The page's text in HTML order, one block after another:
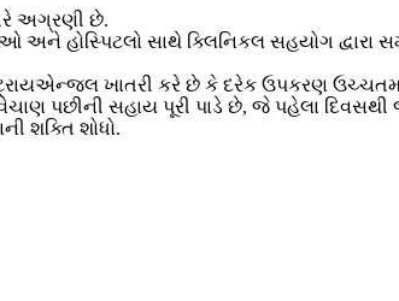
અગ્રણી છે.
અને હોસ્પિટલો સાથે ક્લિનિકલ સહયોગ
ખાતરી કરે છે કે દરેક ઉપકરણ
પછીની સહાય પૂરી પાડે છે, જે પહેલા
શક્તિ શોધો.